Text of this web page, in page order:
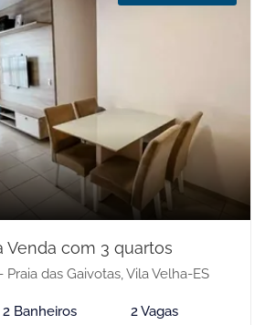
Venda com 3 quartos
Praia das Gaivotas, Vila Velha-ES
2 Banheiros 2 Vagas